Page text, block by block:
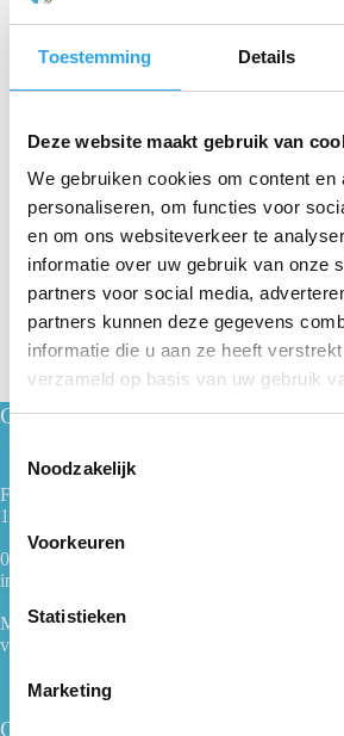
Toestemming Details
Deze website maakt gebruik van
We gebruiken cookies om content en
personaliseren, om functies voor
en om ons websiteverkeer te
informatie over uw gebruik van onze
partners voor social media,
partners kunnen deze gegevens
informatie die u aan ze heeft
verzameld op basis van uw gebruik
t
e
m
Noodzakelijk
Voorkeuren
Statistieken
Marketing
Contact
Fabrieksweg 1
1271 AK Huizen
035 - 62 28 500
info@100procentwillem.nl
Maandag t/m vrijdag
van 08:00 tot 16:00 uur
Ons bedrijf